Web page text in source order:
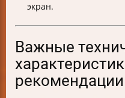
экран.
Важные
рекомендации